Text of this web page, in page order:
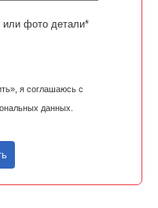
или фото детали*
я соглашаюсь с
данных.